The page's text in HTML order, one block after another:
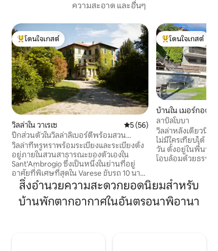
ความสะอาด และอื่นๆ
โดนใจเกสต์ที่สุด
โดนใจเกสต์
วิลล่าใน วาเรเซ คะแนนเฉลี่ย 5 จาก 5, 56 รีวิว
5 (56)
ปีกส่วนตัวในวิลล่าลิเบอร์ตี้พร้อมสวน
สาธารณะ
วิลล่าที่หรูหราพร้อมระเบียงและระเบียงตั้ง
อยู่ภายในสวนสาธารณะของตัวเองใน
Sant'Ambrogio ซึ่งเป็นหนึ่งในย่านที่อยู่
อาศัยที่พิเศษที่สุดใน Varese ขับรถ 10 นาที
จากซาครอมอนเต (แหล่งมรดกโลกของ
องค์การยูเนสโก) และ 40 นาทีจากทะเลสาบ
โคโม จุดหมายปลายทางที่เหมาะสำหรับการ
โดนใจเกสต์ที่สุด
โดนใจเกสต์
บ้านใน เมอร์กอตโซ
ลาบิลโบบา
วิลล่าหลังเดี่ยวนี้มี
ไม่มีใครเทียบได้
วัน ตั้งอยู่ในพื้นที่เ
โอบล้อมด้วยธรรม
เพียงไม่กี่นาทีจาก
ท้องถิ่น ศูนย์กลาง
หมู่บ้านซึ่งมีสถาน
ความสะดวกทั้งหม
สิ่งอำนวยความสะดวกยอดนิยมสำหรับ
บ้านพักตากอากาศในอันตรอนาพิอานา